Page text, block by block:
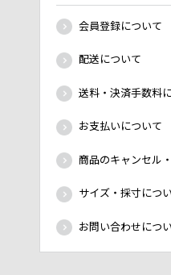
会員登録について
配送について
送料・決済手数料
お支払いについて
商品のキャンセル
サイズ・採寸につ
お問い合わせにつ